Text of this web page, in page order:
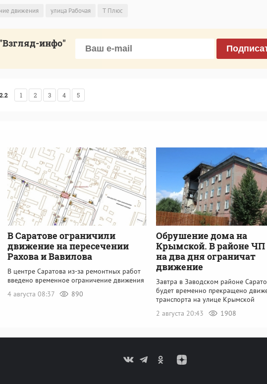
движения улица Рабочая Т Плюс
инфо"
2.2 1 2 3 4 5
В Саратове ограничили
движение на пересечении
Рахова и Вавилова
В центре Саратова из-за ремонтных работ
введено временное ограничение движения
4 августа 08:37
890
Обрушение дома на
Крымской. В районе
на два дня ограничат
движение
Завтра в Заводском районе
будет временно прекращено
транспорта на улице Крымской
2 августа 20:43
1908